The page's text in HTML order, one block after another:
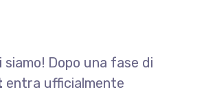
siamo! Dopo una fase di
entra ufficialmente